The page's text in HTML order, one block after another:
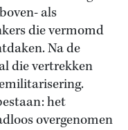
als
die vermomd
Na de
die vertrekken
het
overgenomen